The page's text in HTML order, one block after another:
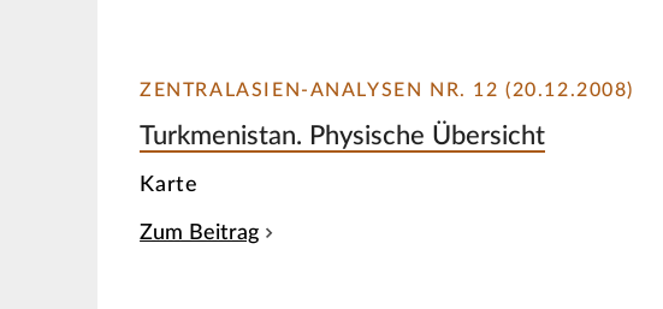
ZENTRALASIEN-ANALYSEN NR. 12 (20.12.2008)
Turkmenistan. Physische Übersicht
Karte
Zum Beitrag